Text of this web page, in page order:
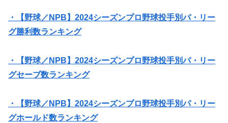
・【野球／NPB】2024シーズンプロ野球投手別パ・リー
グ勝利数ランキング
・【野球／NPB】2024シーズンプロ野球投手別パ・リー
グセーブ数ランキング
・【野球／NPB】2024シーズンプロ野球投手別パ・リー
グホールド数ランキング